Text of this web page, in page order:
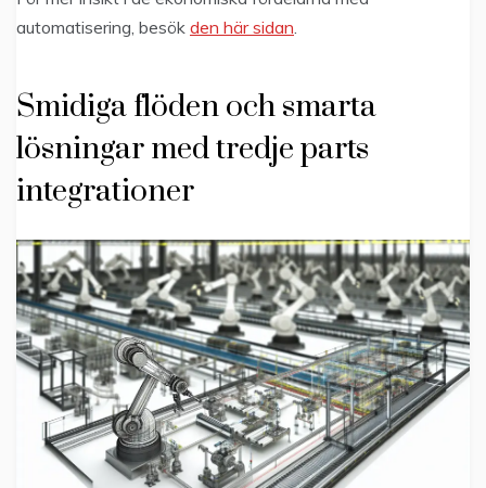
automatisering, besök den här sidan.
Smidiga flöden och smarta
lösningar med tredje parts
integrationer